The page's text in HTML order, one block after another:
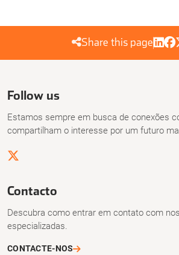
Share this page
Follow us
Estamos sempre em busca de conexões
compartilham o interesse por um futuro
Contacto
Descubra como entrar em contato com
especializadas.
CONTACTE-NOS